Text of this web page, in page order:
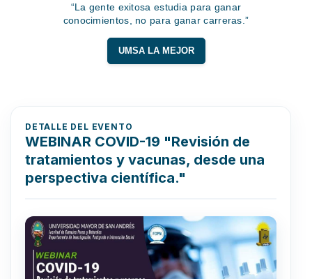
“La gente exitosa estudia para ganar
conocimientos, no para ganar carreras.”
UMSA LA MEJOR
DETALLE DEL EVENTO
WEBINAR COVID-19 "Revisión de
tratamientos y vacunas, desde una
perspectiva científica."